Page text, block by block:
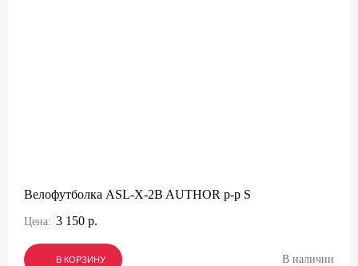
Велофутболка ASL-X-2B AUTHOR р-р S
Цена: 3 150 р.
В КОРЗИНУ
В КОРЗИНУ
В КОРЗИНУ В наличии